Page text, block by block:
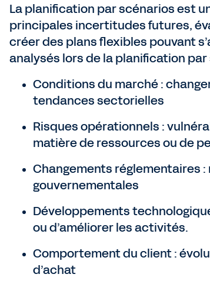
La planification par scénarios est
principales incertitudes futures,
créer des plans flexibles pouvant
analysés lors de la planification
Conditions du marché :
tendances sectorielles
Risques opérationnels :
matière de ressources ou de
Changements réglementaires
gouvernementales
Développements
ou d’améliorer les activités.
Comportement du client :
d’achat